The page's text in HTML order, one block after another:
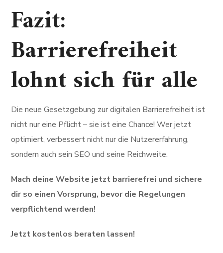
Fazit:
Barrierefreiheit
lohnt sich für alle
Die neue Gesetzgebung zur digitalen Barrierefreiheit ist
nicht nur eine Pflicht – sie ist eine Chance! Wer jetzt
optimiert, verbessert nicht nur die Nutzererfahrung,
sondern auch sein SEO und seine Reichweite.
Mach deine Website jetzt barrierefrei und sichere
dir so einen Vorsprung, bevor die Regelungen
verpflichtend werden!
Jetzt kostenlos beraten lassen!